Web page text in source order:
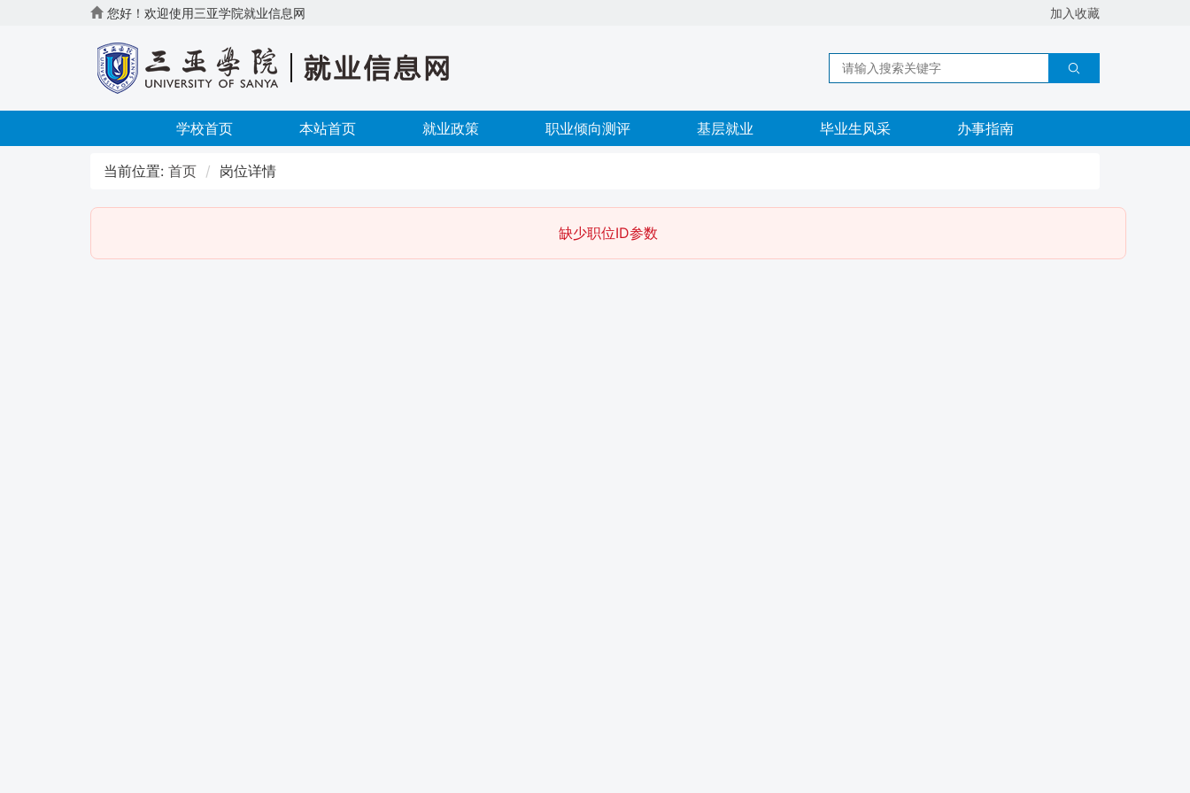
您好！欢迎使用三亚学院就业信息网 加入收藏
学校首页 本站首页 就业政策 职业倾向测评 基层就业 毕业生风采 办事指南
当前位置: 首页 岗位详情
缺少职位ID参数